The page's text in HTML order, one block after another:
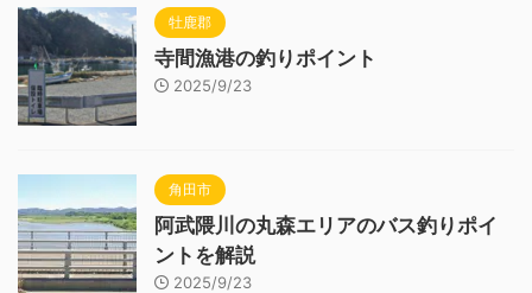
牡鹿郡
寺間漁港の釣りポイント
2025/9/23
角田市
阿武隈川の丸森エリアのバス釣りポイ
ントを解説
2025/9/23